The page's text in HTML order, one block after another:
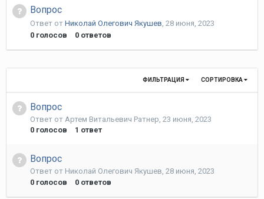
Вопрос
Ответ от Николай Олегович Якушев, 28 июня, 2023
0 голосов 0 ответов
СОРТИРОВКА
ФИЛЬТРАЦИЯ
Вопрос
Ответ от Артем Витальевич Ратнер 23 июня, 2023
0 голосов 1 ответ
Вопрос
Ответ от Николай Олегович Якушев, 28 июня, 2023
0 голосов 0 ответов